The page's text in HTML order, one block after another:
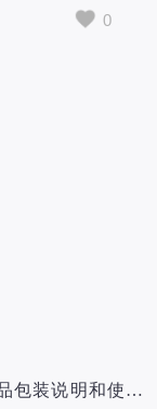
0
溴素的产品包装说明和使用说明书